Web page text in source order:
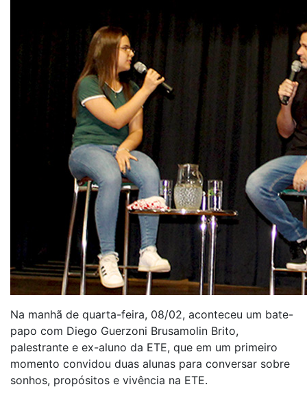
Na manhã de quarta-feira, 08/02, aconteceu um bate-
papo com Diego Guerzoni Brusamolin Brito,
palestrante e ex-aluno da ETE, que em um primeiro
momento convidou duas alunas para conversar sobre
sonhos, propósitos e vivência na ETE.